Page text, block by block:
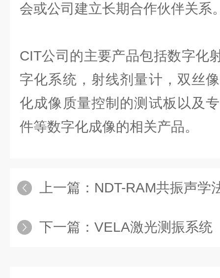
会或公司建立长期合作伙伴关系
CIT公司的主要产品包括数字化
字化系统，射线剂量计，双丝
化成像质量控制的测试板以及
件等数字化成像的相关产品。
上一篇： NDT-RAM共振声学
下一篇： VELA激光测振系统